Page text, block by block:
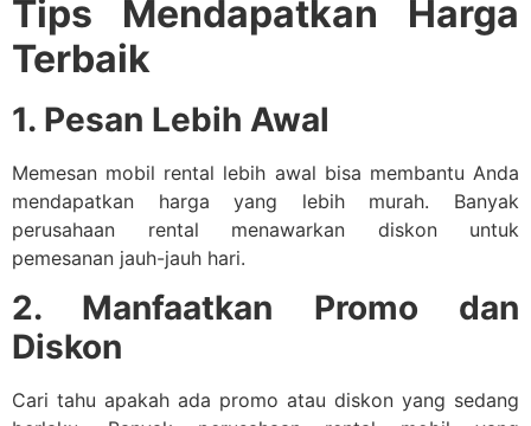
Tips Mendapatkan Harga
Terbaik
1. Pesan Lebih Awal
Memesan mobil rental lebih awal bisa membantu Anda
mendapatkan harga yang lebih murah. Banyak
perusahaan rental menawarkan diskon untuk
pemesanan jauh-jauh hari.
2. Manfaatkan Promo dan
Diskon
Cari tahu apakah ada promo atau diskon yang sedang